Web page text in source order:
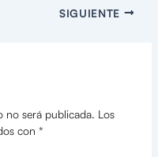
SIGUIENTE
no será publicada. Los
con *